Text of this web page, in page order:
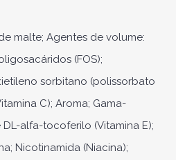
malte; Agentes de volume:
(FOS);
sorbitano (polissorbato
C); Aroma; Gama-
alfa-tocoferilo (Vitamina E);
Nicotinamida (Niacina);